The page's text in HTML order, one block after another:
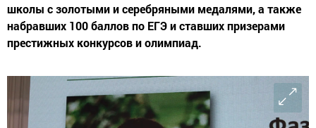
школы с золотыми и серебряными медалями, а также
набравших 100 баллов по ЕГЭ и ставших призерами
престижных конкурсов и олимпиад.